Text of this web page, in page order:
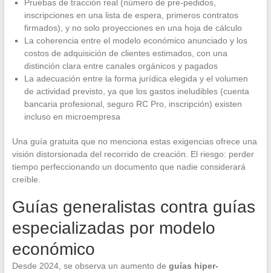
Pruebas de tracción real (número de pre-pedidos,
inscripciones en una lista de espera, primeros contratos
firmados), y no solo proyecciones en una hoja de cálculo
La coherencia entre el modelo económico anunciado y los
costos de adquisición de clientes estimados, con una
distinción clara entre canales orgánicos y pagados
La adecuación entre la forma jurídica elegida y el volumen
de actividad previsto, ya que los gastos ineludibles (cuenta
bancaria profesional, seguro RC Pro, inscripción) existen
incluso en microempresa
Una guía gratuita que no menciona estas exigencias ofrece una
visión distorsionada del recorrido de creación. El riesgo: perder
tiempo perfeccionando un documento que nadie considerará
creíble.
Guías generalistas contra guías
especializadas por modelo
económico
Desde 2024, se observa un aumento de guías hiper-